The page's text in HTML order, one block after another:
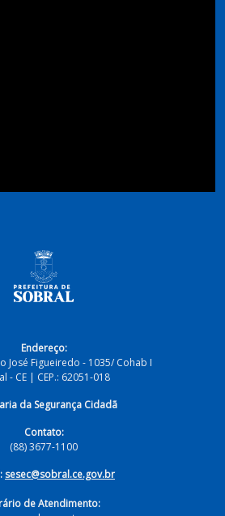
Endereço:
José Figueiredo - 1035/ Cohab I
- CE | CEP.: 62051-018
da Segurança Cidadã
Contato:
(88) 3677-1100
sesec@sobral.ce.gov.br
de Atendimento: